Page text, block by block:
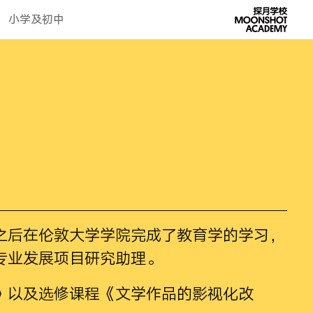
小学及初中
在伦敦大学学院完成了教育学的学习，
发展项目研究助理。
及选修课程《文学作品的影视化改